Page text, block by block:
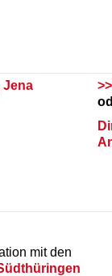
Jena
mit den